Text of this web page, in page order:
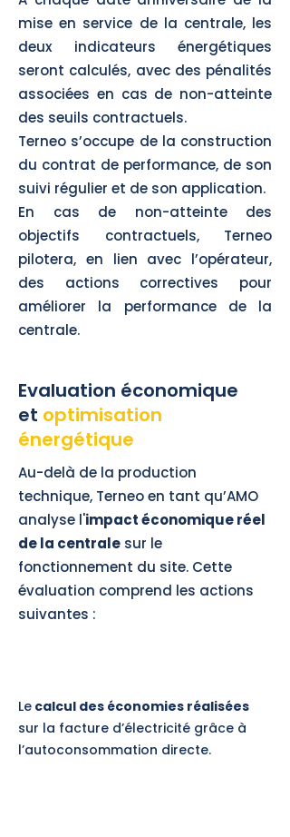
mise en service de la centrale, les
deux indicateurs énergétiques
seront calculés, avec des pénalités
associées en cas de non-atteinte
des seuils contractuels.
Terneo s’occupe de la construction
du contrat de performance, de son
suivi régulier et de son application.
En cas de non-atteinte des
objectifs contractuels, Terneo
pilotera, en lien avec l’opérateur,
des actions correctives pour
améliorer la performance de la
centrale.
Evaluation économique
et optimisation
énergétique
Au-delà de la production
technique, Terneo en tant qu’AMO
analyse l'impact économique réel
de la centrale sur le
fonctionnement du site. Cette
évaluation comprend les actions
suivantes :
Le calcul des économies réalisées
sur la facture d’électricité grâce à
l’autoconsommation directe.